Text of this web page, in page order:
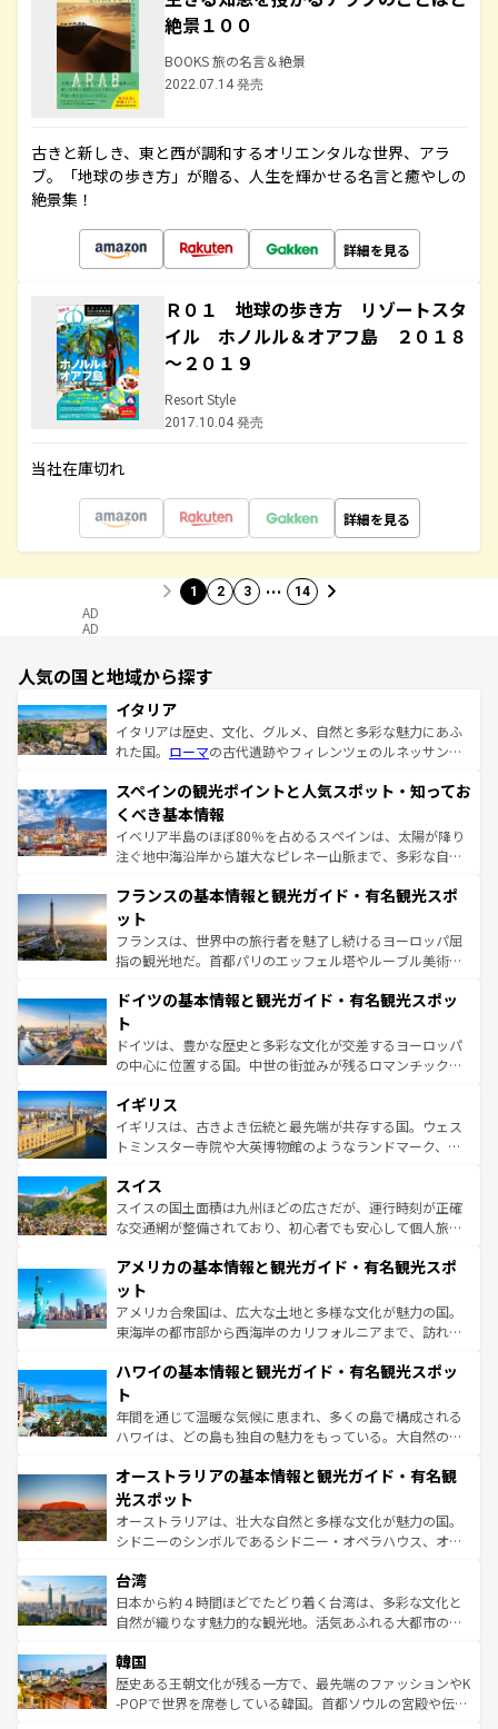
絶景１００
BOOKS 旅の名言＆絶景
2022.07.14 発売
古きと新しき、東と西が調和するオリエンタルな世界、アラ
ブ。「地球の歩き方」が贈る、人生を輝かせる名言と癒やしの
絶景集！
詳細を見る
Ｒ０１ 地球の歩き方 リゾートスタ
イル ホノルル＆オアフ島 ２０１８
～２０１９
Resort Style
2017.10.04 発売
当社在庫切れ
詳細を見る
1 2 3 … 14
AD
AD
人気の国と地域から探す
イタリア
イタリアは歴史、文化、グルメ、自然と多彩な魅力にあふ
れた国。 ローマの古代遺跡やフィレンツェのルネッサンス
ろん、トスカーナの美しい田園風景やアマルフィ海岸の絶
景など、自然景観も見逃せない。観光の合間には、本場の
ピザやパスタなど、絶品のイタリア料理を堪能することも
できる。朝目覚めてから夜眠るまで、すべての瞬間を楽し
なお、新着のイタリア情報はコンテンツ一覧を参照してほ
しい。
スペインの観光ポイントと人気スポット・知ってお
くべき基本情報
イベリア半島のほぼ80％を占めるスペインは、太陽が降り
注ぐ地中海沿岸から雄大なピレネー山脈まで、多彩な自然
文化が根付くこの国では、情熱的なフラメンコ、熱気あふ
れる闘牛、そして美味しいタパスが生活の一部となってい
る。首都マドリードの洗練された雰囲気や、バルセロナの
アートに溢れた街角から、地方では古代ローマ遺跡や中世
せる。地方によって風土や気候が異なるスペインはその個
ンテンツ一覧 を参照してほしい。
フランスの基本情報と観光ガイド・有名観光スポ
ット
フランスは、世界中の旅行者を魅了し続けるヨーロッパ屈
指の観光地だ。首都パリのエッフェル塔やルーブル美術館
で、幅広い魅力が詰まっている。華麗な宮殿、歴史的な大
聖堂、美しいビーチ、そして豊かな自然が、訪れる者を心
から魅了する。また、フランスは美食の国としても知ら
れ、フランス料理はユネスコ無形文化遺産にも登録されて
香り高いラベンダー畑など、多彩な楽しみ方が可能だ。さ
らに、パリ以外の地域にも魅力が溢れており、どの街角に
も豊かな歴史と文化が息づいている。パリ以外の個性あふ
を参照してほしい。
ドイツの基本情報と観光ガイド・有名観光スポッ
ト
ドイツは、豊かな歴史と多彩な文化が交差するヨーロッパ
の中心に位置する国。中世の街並みが残るロマンチック街
顔を持つこの国は、どこを歩いても飽きることがない。ベ
ルリンの文化的活気、バイエルン州のアルプスの絶景、そ
してライン川沿いのワイン畑といった風景は必見。ビール
は、お酒好きな人にはぜひ体験してほしい。 なお、新着の
ドイツ情報はコンテンツ一覧を参照してほしい。
イギリス
イギリスは、古きよき伝統と最先端が共存する国。ウェス
トミンスター寺院や大英博物館のようなランドマーク、歴
リアごとに異なる魅力がある。また、優雅なアフタヌーン
ティー、ビール好きにはたまらない英国パブ、サッカー観
戦など、本場だからこそできる体験も豊富。イギリスを旅
ンツ一覧を参照してほしい。
スイス
スイスの国土面積は九州ほどの広さだが、運行時刻が正確
な交通網が整備されており、初心者でも安心して個人旅行
の建物がそのまま残る町や、スイスならではのユニークな
博物館もあり、アルプス観光だけでなく町歩きも満喫する
ことができる。国民の所得が高いため物価も高いが、旅行
者向けの交通パス提供のサービスもあり、うまく活用すれ
着のスイス情報はコンテンツ一覧を参照してほしい。
アメリカの基本情報と観光ガイド・有名観光スポ
ット
アメリカ合衆国は、広大な土地と多様な文化が魅力の国。
東海岸の都市部から西海岸のカリフォルニアまで、訪れる
のような巨大都市は、観光、ショッピング、エンターテイ
ンメントが詰まった刺激的なスポットだ。一方、アメリカ
西部には大自然が広がり、グランドキャニオンやイエロー
ストーン国立公園といった絶景が堪能できる。さらに、南
文化が魅力。旅行者はアメリカの各地域で異なる魅力を楽
しみながら、その多様性と豊かな歴史を感じることができ
るだろう。車でのロードトリップや列車の旅も、アメリカ
ならではの贅沢な旅のスタイルだ。 なお、新着のアメリカ
情報は コンテンツ一覧 を参照してほしい。
ハワイの基本情報と観光ガイド・有名観光スポッ
ト
年間を通じて温暖な気候に恵まれ、多くの島で構成される
ハワイは、どの島も独自の魅力をもっている。大自然の神
ワイ島は見逃せない。また、定番の観光地といえばオアフ
島だが、静かな自然を求めるならマウイ島やカウアイ島が
おすすめ。エメラルドグリーンに輝く海をはじめ、豊かな
文化や歴史が息づいている。「アロハスピリット」と呼ば
人々、おいしいローカルフードやハワイアンミュージッ
ク、伝統的なフラダンスなど、すべてがハワイの魅力を彩
っている。訪れるたびに新しい発見と感動が待っているハ
はコンテンツ一覧
オーストラリアの基本情報と観光ガイド・有名観
光スポット
オーストラリアは、壮大な自然と多様な文化が魅力の国。
シドニーのシンボルであるシドニー・オペラハウス、オー
リアリーフや大陸中央部にそびえるウルル（エアーズロッ
ク）、タスマニアの美しい原生林やケアンズの熱帯雨林な
ど、見どころがたくさん。また、カフェやワイン、オージ
いる。アクティビティも充実しており、サーフィンやダイ
ビング、ハイキングなど、アウトドア好きにはたまらな
い。オーストラリアの多彩な魅力を存分に味わいつくそ
台湾
日本から約４時間ほどでたどり着く台湾は、多彩な文化と
自然が織りなす魅力的な観光地。活気あふれる大都市の台
ン）、静ひつな山岳地帯である台湾東部など、都市の喧騒
と山間の静けさが共存しており、訪れる人に新しい発見と
驚きをもたらしてくれる。また、奥深い台湾の食文化も魅
韓国
歴史ある王朝文化が残る一方で、最先端のファッションやK
-POPで世界を席巻している韓国。首都ソウルの宮殿や伝統